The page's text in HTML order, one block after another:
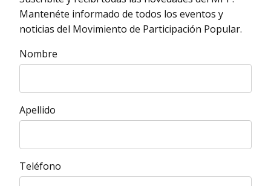
Mantenéte informado de todos los eventos y
noticias del Movimiento de Participación Popular.
Nombre
Apellido
Teléfono